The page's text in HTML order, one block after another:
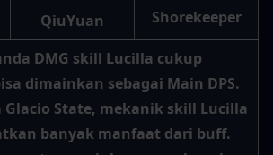
QiuYuan Shorekeeper
DMG skill Lucilla cukup
dimainkan sebagai Main DPS.
State, mekanik skill Lucilla
banyak manfaat dari buff.